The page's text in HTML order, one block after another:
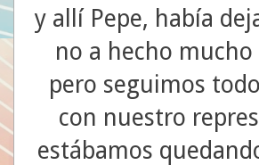
y allí Pepe, había
no a hecho
pero seguimos
con nuestro
estábamos